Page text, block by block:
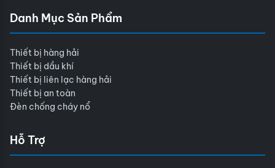
Danh Mục Sản Phẩm
Thiết bị hàng hải
Thiết bị dầu khí
Thiết bị liên lạc hàng hải
Thiết bị an toàn
Đèn chống cháy nổ
Hỗ Trợ